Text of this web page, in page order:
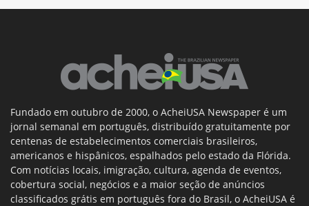
Fundado em outubro de 2000, o AcheiUSA Newspaper é um
jornal semanal em português, distribuído gratuitamente por
centenas de estabelecimentos comerciais brasileiros,
americanos e hispânicos, espalhados pelo estado da Flórida.
Com notícias locais, imigração, cultura, agenda de eventos,
cobertura social, negócios e a maior seção de anúncios
classificados grátis em português fora do Brasil, o AcheiUSA é